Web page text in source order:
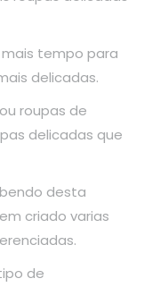
tempo para
delicadas.
roupas de
delicadas que
desta
criado varias
de